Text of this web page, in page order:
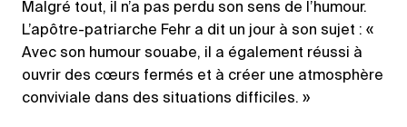
Malgré tout, il n’a pas perdu son sens de l’humour.
L’apôtre-patriarche Fehr a dit un jour à son sujet : «
Avec son humour souabe, il a également réussi à
ouvrir des cœurs fermés et à créer une atmosphère
conviviale dans des situations difficiles. »